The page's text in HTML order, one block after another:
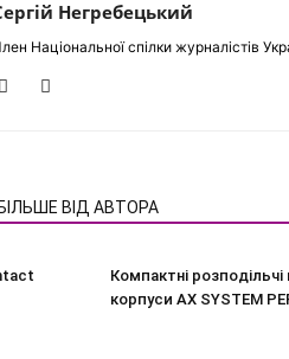
Негребецький
Національної спілки журналістів
БІЛЬШЕ ВІД АВТОРА
Компактні
корпуси AX SYSTEM